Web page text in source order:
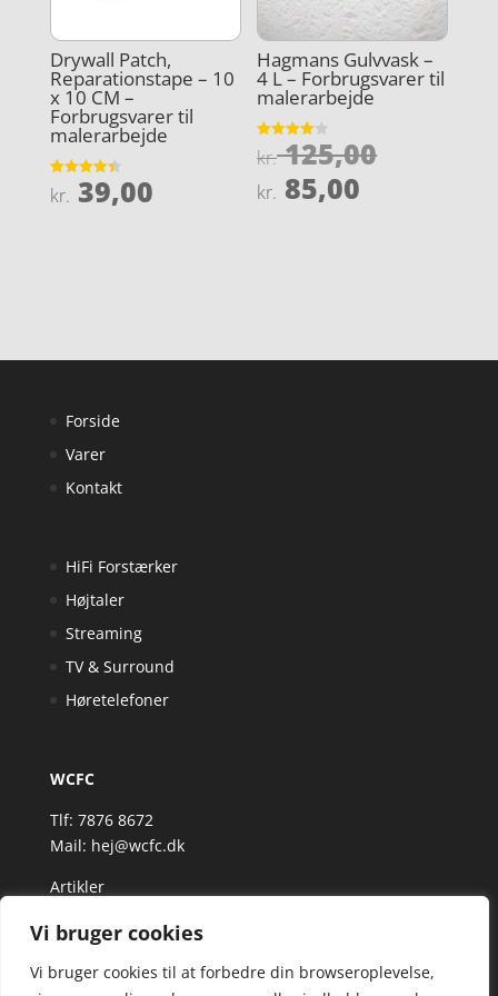
Vi bruger cookies
Vi bruger cookies til at forbedre din browseroplevelse,
Drywall Patch,
Reparationstape – 10
x 10 CM –
Forbrugsvarer til
malerarbejde
Vurderet
4.4
kr. 39,00
Hagmans Gulvvask –
4 L – Forbrugsvarer til
malerarbejde
Vurderet
4.1
kr.125,00Den
kr. 85,00
Forside
Varer
Kontakt
HiFi Forstærker
Højtaler
Streaming
TV & Surround
Høretelefoner
WCFC
Tlf: 7876 8672
Mail: hej@wcfc.dk
Artikler